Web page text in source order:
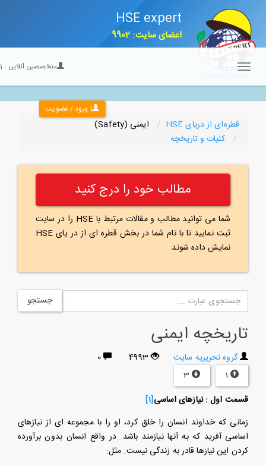
HSE expert
اعضای سایت: 9902
| ورود / عضویت
متخصصین آنلاین :21
Toggle
navigation
قطره‌ای از دریای HSE
ایمنی (Safety)
كلیات و تاریخچه
مطالب خود را درج کنید
شما می توانید مطالب و مقالات مرتبط با HSE را در سایت
ثبت نمایید تا با نام شما در بخش قطره ای از در یای HSE
نمایش داده شوند.
جستجو
تاریخچه ایمنی
گروه تحریریه سایت 4993
0
1
3
قسمت اول : نیازهای اساسی[1]
زمانی که خداوند انسان را خلق کرد، او را با مجموعه ای از نیازهای
اساسی آفرید که به آنها نیازمند باشد. در واقع انسان بدون برآورده
کردن این نیازها قادر به زندگی نیست. مثل: